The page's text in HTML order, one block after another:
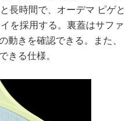
長時間で、オーデマ ピゲと
を採用する。裏蓋はサファ
動きを確認できる。また、
きる仕様。